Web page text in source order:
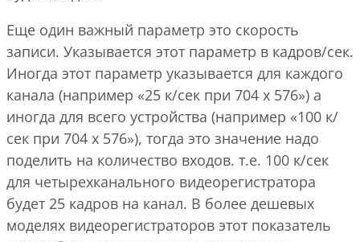
Еще один важный параметр это скорость
записи. Указывается этот параметр в кадров/сек.
Иногда этот параметр указывается для каждого
канала (например «25 к/сек при 704 х 576») а
иногда для всего устройства (например «100 к/
сек при 704 х 576»), тогда это значение надо
поделить на количество входов. т.е. 100 к/сек
для четырехканального видеорегистратора
будет 25 кадров на канал. В более дешевых
моделях видеорегистраторов этот показатель